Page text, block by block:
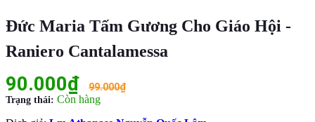
Đức Maria Tấm Gương Cho Giáo Hội -
Raniero Cantalamessa
90.000₫ 99.000₫
Trạng thái: Còn hàng